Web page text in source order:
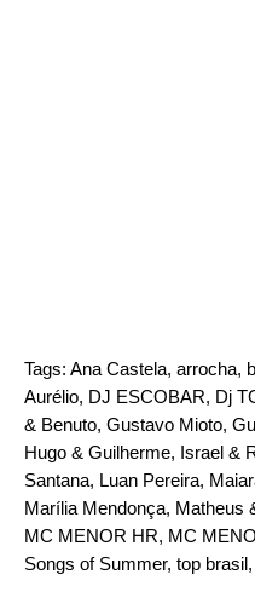
Tags: Ana Castela, arrocha,
Aurélio, DJ ESCOBAR, Dj
& Benuto, Gustavo Mioto,
Hugo & Guilherme, Israel &
Santana, Luan Pereira,
Marília Mendonça, Matheus
MC MENOR HR, MC
Songs of Summer, top brasil,